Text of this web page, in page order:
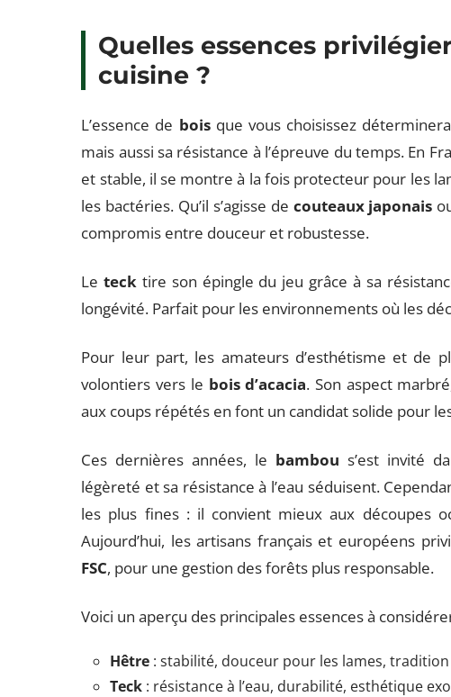
Quelles essences
cuisine ?
L’essence de boisque vous choisissez
mais aussi sa résistance à l’épreuve du temps. En
et stable, il se montre à la fois protecteur pour les
les bactéries. Qu’il s’agisse de couteaux japonais
compromis entre douceur et robustesse.
Leteck tire son épingle du jeu grâce à sa
longévité. Parfait pour les environnements où les
Pour leur part, les amateurs d’esthétisme et de
volontiers vers le bois d’acacia. Son aspect
aux coups répétés en font un candidat solide pour
Ces dernières années, le bambou s’est invité
légèreté et sa résistance à l’eau séduisent.
les plus fines : il convient mieux aux découpes
Aujourd’hui, les artisans français et européens
FSC, pour une gestion des forêts plus responsable.
Voici un aperçu des principales essences à
Hêtre : stabilité, douceur pour les lames,
Teck : résistance à l’eau, durabilité, esthétique